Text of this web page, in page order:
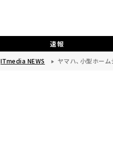
速報
ITmedia NEWS ヤマハ、小型ホー